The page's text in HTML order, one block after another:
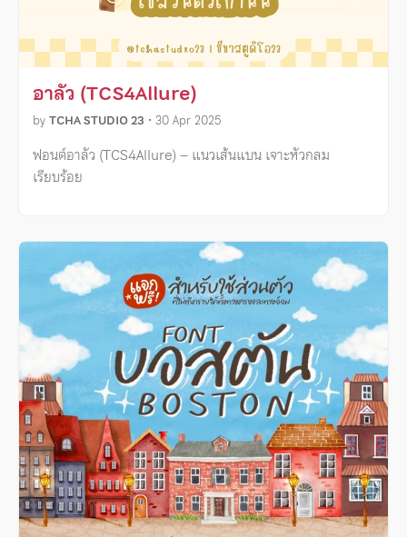
อาลัว (TCS4Allure)
byTCHA STUDIO 23 • 30 Apr 2025
ฟอนต์อาลัว (TCS4Allure) – แนวเส้นแบน เจาะหัวกลม
เรียบร้อย